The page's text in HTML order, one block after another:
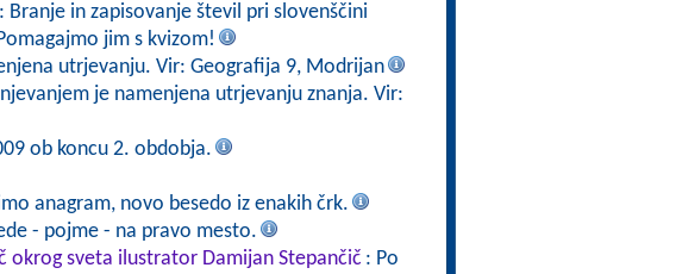
: Branje in zapisovanje števil pri slovenščini
jim s kvizom!
utrjevanju. Vir: Geografija 9, Modrijan
je namenjena utrjevanju znanja. Vir:
ob koncu 2. obdobja.
anagram, novo besedo iz enakih črk.
- pojme - na pravo mesto.
okrog sveta ilustrator Damijan Stepančič : Po